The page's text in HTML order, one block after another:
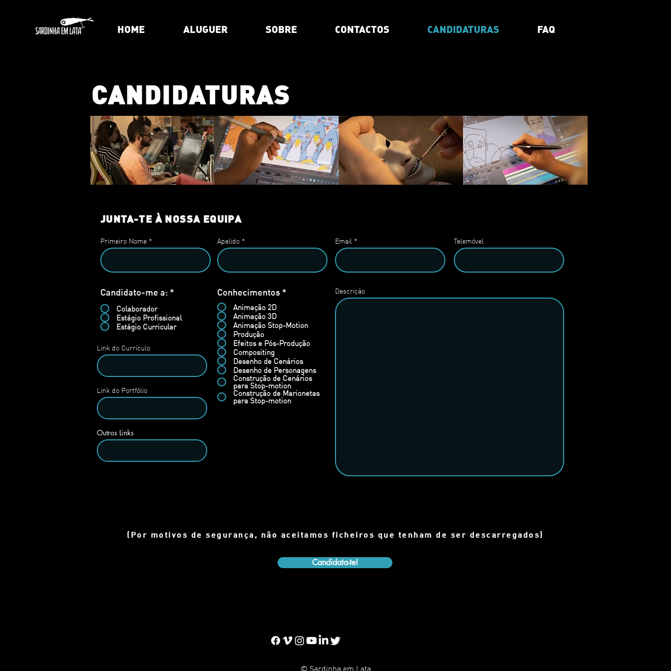
HOME ALUGUER SOBRE CONTACTOS CANDIDATURAS FAQ
CANDIDATURAS
JUNTA-TE À NOSSA EQUIPA
Primeiro Nome Apelido Email Telemóvel
Candidato-me a: *
i
g
ó
Colaborador
Estágio Profissional
Estágio Curricular
Link do Currículo
Link do Portfólio
Outros Links
Conhecimentos *
g
t
r
i
o
Animação 2D
Animação 3D
Animação Stop-Motion
Produção
Efeitos e Pós-Produção
Compositing
Desenho de Cenários
Desenho de Personagens
Construção de Cenários
para Stop-motion
Construção de Marionetas
para Stop-motion
Descrição
(Por motivos de segurança, não aceitamos ficheiros que tenham de ser descarregados)
Candidata-te!
© Sardinha em Lata